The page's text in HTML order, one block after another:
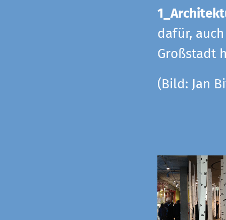
dafür,
Großstadt
(Bild: Jan